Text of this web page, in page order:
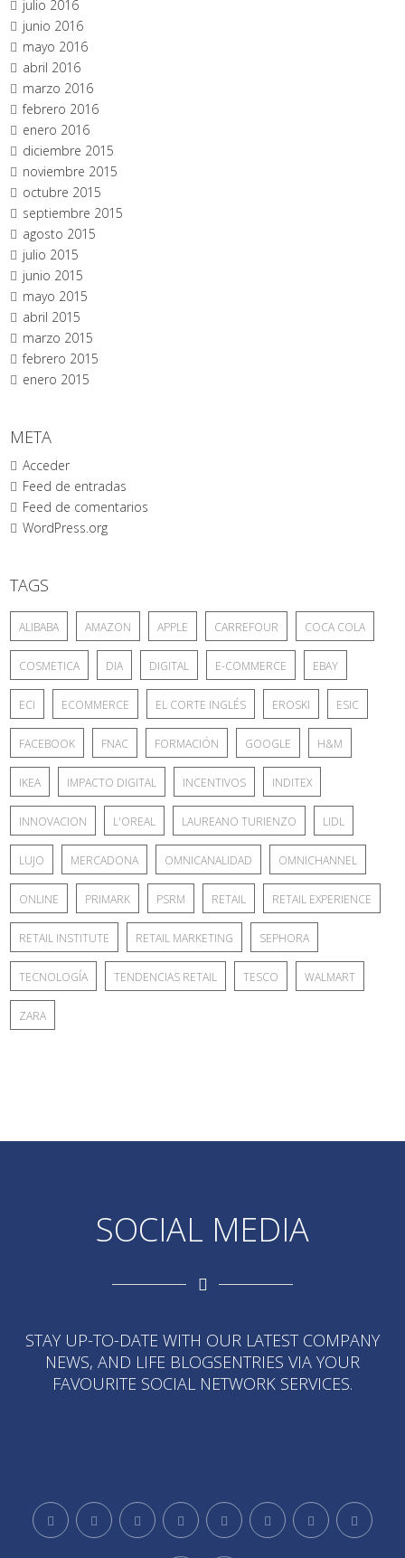
julio 2016
junio 2016
mayo 2016
abril 2016
marzo 2016
febrero 2016
enero 2016
diciembre 2015
noviembre 2015
octubre 2015
septiembre 2015
agosto 2015
julio 2015
junio 2015
mayo 2015
abril 2015
marzo 2015
febrero 2015
enero 2015
META
Acceder
Feed de entradas
Feed de comentarios
WordPress.org
TAGS
ALIBABA AMAZON APPLE CARREFOUR COCA COLA
COSMETICA DIA DIGITAL E-COMMERCE EBAY
ECI ECOMMERCE EL CORTE INGLÉS EROSKI ESIC
FACEBOOK FNAC FORMACIÓN GOOGLE H&M
IKEA IMPACTO DIGITAL INCENTIVOS INDITEX
INNOVACION L'OREAL LAUREANO TURIENZO LIDL
LUJO MERCADONA OMNICANALIDAD OMNICHANNEL
ONLINE PRIMARK PSRM RETAIL RETAIL EXPERIENCE
RETAIL INSTITUTE RETAIL MARKETING SEPHORA
TECNOLOGÍA TENDENCIAS RETAIL TESCO WALMART
ZARA
SOCIAL MEDIA
STAY UP-TO-DATE WITH OUR LATEST COMPANY
NEWS, AND LIFE BLOGSENTRIES VIA YOUR
FAVOURITE SOCIAL NETWORK SERVICES.